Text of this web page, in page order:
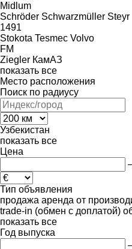
Midlum
Schröder Schwarzmüller Steyr
1491
Stokota Tesmec Volvo
FM
Ziegler КамАЗ
показать все
Место расположения
Поиск по радиусу
Узбекистан
показать все
Цена
Тип объявления
продажа аренда от
trade-in (обмен с доплатой)
показать все
Год выпуска